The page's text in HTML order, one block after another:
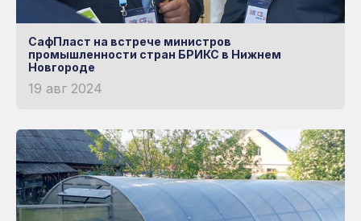
СафПласт на встрече министров
промышленности стран БРИКС в Нижнем
Новгороде
19 авг 2024